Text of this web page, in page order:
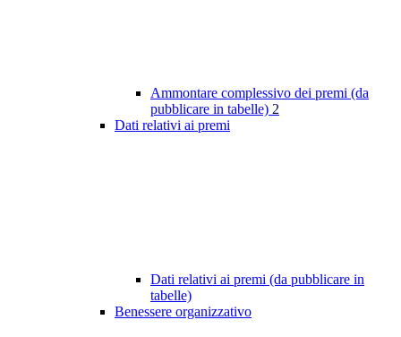
Ammontare complessivo dei premi (da
pubblicare in tabelle) 2
Dati relativi ai premi
Dati relativi ai premi (da pubblicare in
tabelle)
Benessere organizzativo